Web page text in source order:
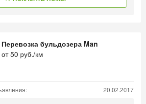
Перевозка бульдозера Man
от50 руб./км
20.02.2017